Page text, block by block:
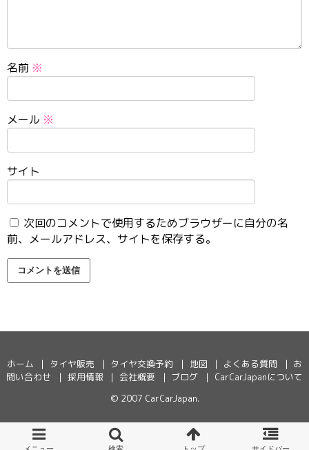
名前 ※
メール ※
サイト
次回のコメントで使用するためブラウザーに自分の名
前、メールアドレス、サイトを保存する。
ホーム タイヤ販売 タイヤ交換予約 地図 よくある質問
お
問い合わせ
採用情報 会社概要 ブログ
CarCarJapanについて
© 2007 CarCarJapan.